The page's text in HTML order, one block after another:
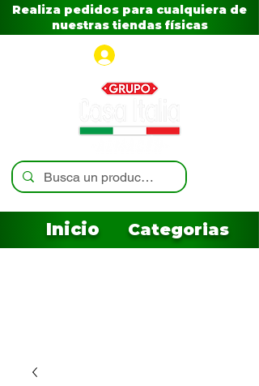
Realiza pedidos para cualquiera de
nuestras tiendas físicas
Inicio Categorias